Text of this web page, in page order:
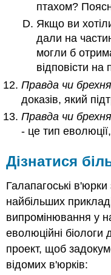
птахом?
Якщо ви
дали на
могли б
відповісти на
Правда чи брехня
доказів, який
Правда чи брехня
- це тип
Дізнатися
Галапагоські
найбільших
випромінювання у
еволюційні біологи
проект, щоб
відомих в'юрків: